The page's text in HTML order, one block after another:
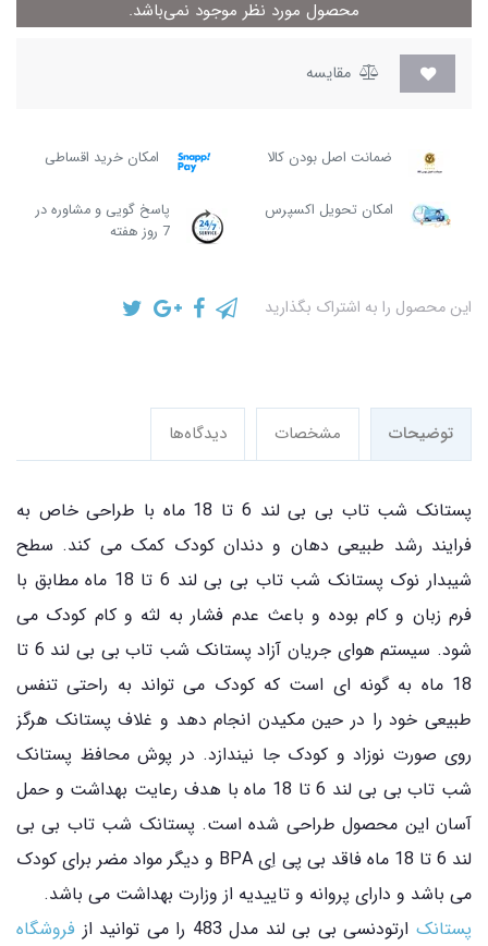
محصول مورد نظر موجود نمی‌باشد.
مقایسه
ضمانت اصل بودن کالا امکان خرید اقساطی
امکان تحویل اکسپرس
پاسخ گویی و مشاوره در
7 روز هفته
این محصول را به اشتراک بگذارید
توضیحات مشخصات دیدگاه‌ها
پستانک شب تاب بی بی لند 6 تا 18 ماه با طراحی خاص به
فرایند رشد طبیعی دهان و دندان کودک کمک می کند. سطح
شیبدار نوک پستانک شب تاب بی بی لند 6 تا 18 ماه مطابق با
فرم زبان و کام بوده و باعث عدم فشار به لثه و کام کودک می
شود. سیستم هوای جریان آزاد پستانک شب تاب بی بی لند 6 تا
18 ماه به گونه ای است که کودک می تواند به راحتی تنفس
طبیعی خود را در حین مکیدن انجام دهد و غلاف پستانک هرگز
روی صورت نوزاد و کودک جا نیندازد. در پوش محافظ پستانک
شب تاب بی بی لند 6 تا 18 ماه با هدف رعایت بهداشت و حمل
آسان این محصول طراحی شده است. پستانک شب تاب بی بی
لند 6 تا 18 ماه فاقد بی پی اِی BPA و دیگر مواد مضر برای کودک
می باشد و دارای پروانه و تاییدیه از وزارت بهداشت می باشد.
پستانکارتودنسی بی بی لند مدل 483 را می توانید از
فروشگاه